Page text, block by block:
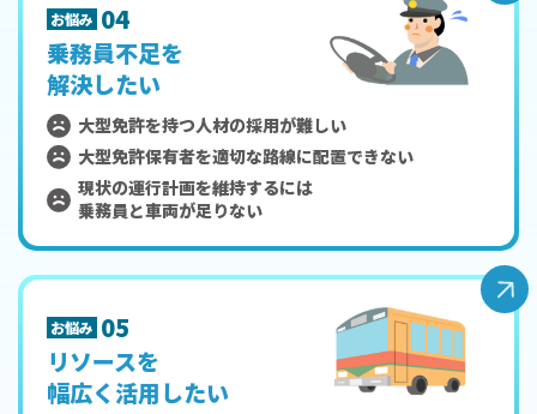
お悩み 04
乗務員不足を
解決したい
大型免許を持つ人材の採用が難しい
大型免許保有者を適切な路線に配置できない
現状の運行計画を維持するには
乗務員と車両が足りない
お悩み 05
リソースを
幅広く活用したい